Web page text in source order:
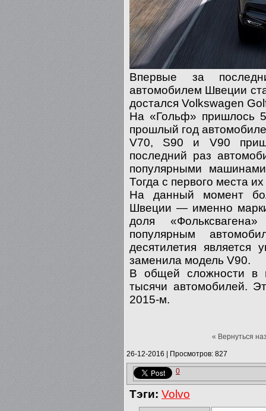
Впервые за
автомобилем Швеции
достался Volkswagen
На «Гольф» пришлось
прошлый год
V70, S90 и V90
последний раз
популярными
Тогда с первого места
На данный момент
Швеции — именно марки
доля
популярным
десятилетия является
заменила модель V90.
В общей сложности в
тысячи автомобилей.
2015-м.
« Вернуться
26-12-2016 Просмотров: 827
0
Тэги: Volvo